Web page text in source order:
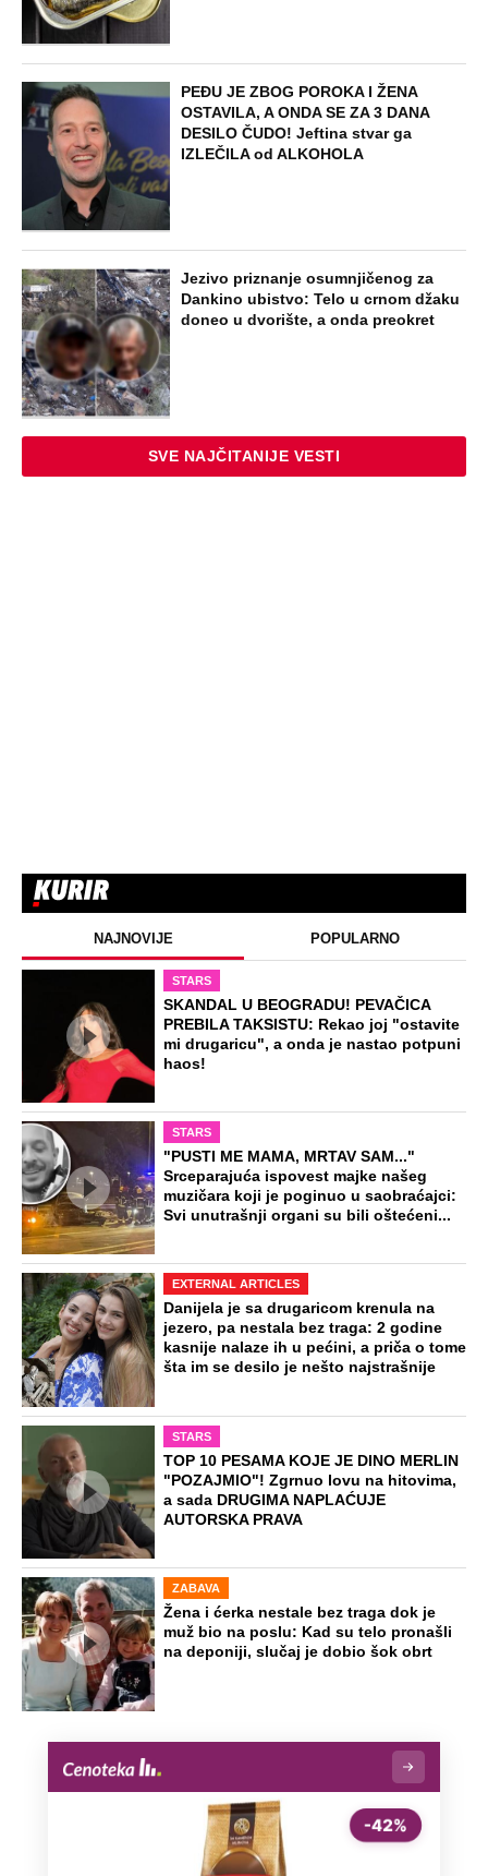
PEĐU JE ZBOG POROKA I ŽENA
OSTAVILA, A ONDA SE ZA 3 DANA
DESILO ČUDO! Jeftina stvar ga
IZLEČILA od ALKOHOLA
Jezivo priznanje osumnjičenog za
Dankino ubistvo: Telo u crnom džaku
doneo u dvorište, a onda preokret
SVE NAJČITANIJE VESTI
NAJNOVIJE POPULARNO
STARS
SKANDAL U BEOGRADU! PEVAČICA
PREBILA TAKSISTU: Rekao joj "ostavite
mi drugaricu", a onda je nastao potpuni
haos!
STARS
"PUSTI ME MAMA, MRTAV SAM..."
Srceparajuća ispovest majke našeg
muzičara koji je poginuo u saobraćajci:
Svi unutrašnji organi su bili oštećeni...
EXTERNAL ARTICLES
Danijela je sa drugaricom krenula na
jezero, pa nestala bez traga: 2 godine
kasnije nalaze ih u pećini, a priča o tome
šta im se desilo je nešto najstrašnije
STARS
TOP 10 PESAMA KOJE JE DINO MERLIN
"POZAJMIO"! Zgrnuo lovu na hitovima,
a sada DRUGIMA NAPLAĆUJE
AUTORSKA PRAVA
ZABAVA
Žena i ćerka nestale bez traga dok je
muž bio na poslu: Kad su telo pronašli
na deponiji, slučaj je dobio šok obrt